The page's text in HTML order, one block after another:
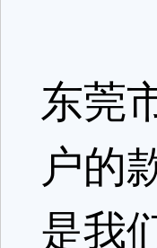
东莞
户的
是我